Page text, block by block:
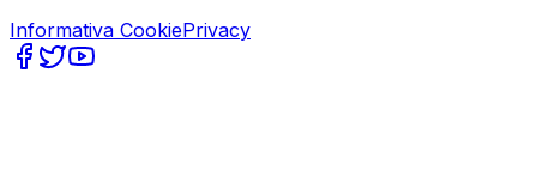
Informativa CookiePrivacy